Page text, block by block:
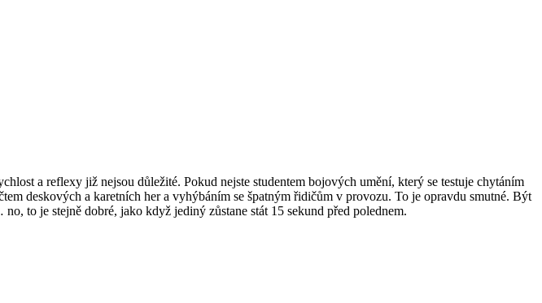
a reflexy již nejsou důležité. Pokud nejste studentem bojových umění, který se testuje chytáním
deskových a karetních her a vyhýbáním se špatným řidičům v provozu. To je opravdu smutné. Být
to je stejně dobré, jako když jediný zůstane stát 15 sekund před polednem.